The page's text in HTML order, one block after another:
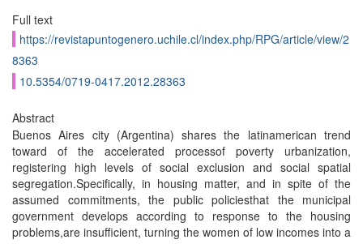
Full text
https://revistapuntogenero.uchile.cl/index.php/RPG/article/view/2
8363
10.5354/0719-0417.2012.28363
Abstract
Buenos Aires city (Argentina) shares the latinamerican trend
toward of the accelerated processof poverty urbanization,
registering high levels of social exclusion and social spatial
segregation.Specifically, in housing matter, and in spite of the
assumed commitments, the public policiesthat the municipal
government develops according to response to the housing
problems,are insufficient, turning the women of low incomes into a